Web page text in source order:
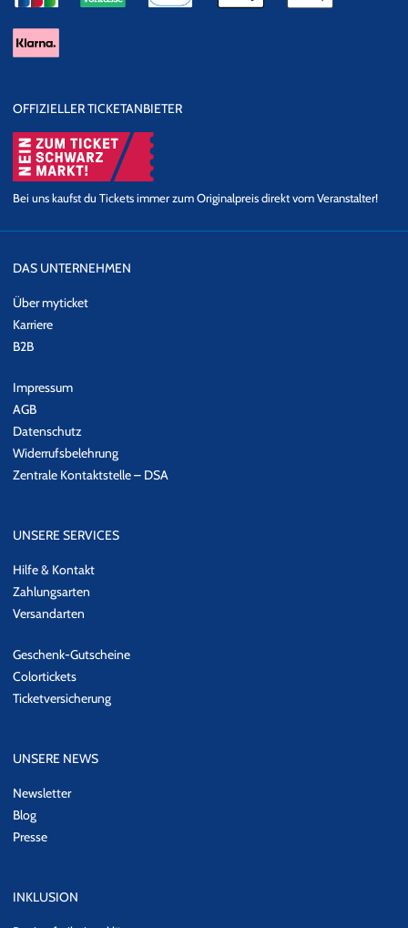
OFFIZIELLER TICKETANBIETER
Bei uns kaufst du Tickets immer zum Originalpreis direkt vom Veranstalter!
DAS UNTERNEHMEN
Über myticket
Karriere
B2B
Impressum
AGB
Datenschutz
Widerrufsbelehrung
Zentrale Kontaktstelle – DSA
UNSERE SERVICES
Hilfe & Kontakt
Zahlungsarten
Versandarten
Geschenk-Gutscheine
Colortickets
Ticketversicherung
UNSERE NEWS
Newsletter
Blog
Presse
INKLUSION